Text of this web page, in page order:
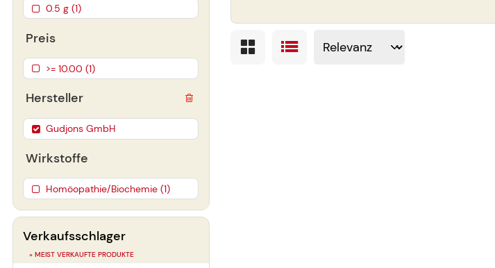
0.5 g (1)
Preis
>= 10.00 (1)
Hersteller
Gudjons GmbH
Wirkstoffe
Homöopathie/Biochemie (1)
Verkaufsschlager
» MEIST VERKAUFTE PRODUKTE